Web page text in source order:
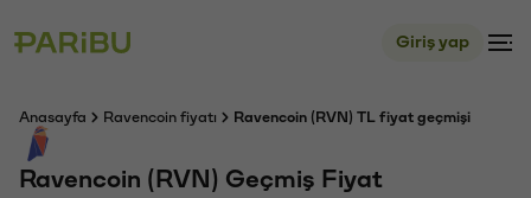
Giriş yap
Anasayfa Ravencoin fiyatı Ravencoin (RVN) TL fiyat geçmişi
Ravencoin (RVN) Geçmiş Fiyat